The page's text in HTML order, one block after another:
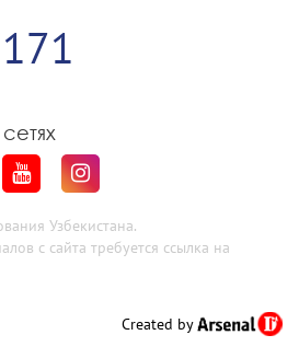
Узбекистана.
с сайта требуется ссылка на
Created by